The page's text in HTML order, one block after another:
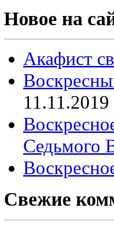
Новое на
Акафист
11.11.2019
Седьмого
Свежие